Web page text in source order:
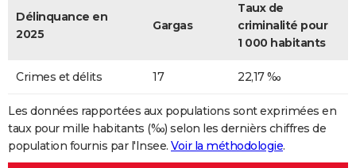
Délinquance en
2025
Gargas
Taux de
criminalité pour
1 000 habitants
Crimes et délits 17 22,17 ‰
Les données rapportées aux populations sont exprimées en
taux pour mille habitants (‰) selon les dernièrs chiffres de
population fournis par l'Insee. Voir la méthodologie.